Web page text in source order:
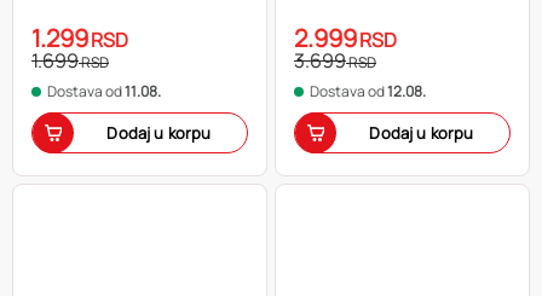
1.299RSD
1.699RSD
Dostava od11.08.
Dodaj u korpu
2.999RSD
3.699RSD
Dostava od12.08.
Dodaj u korpu